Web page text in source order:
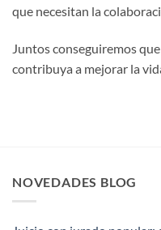
que necesitan la
Juntos conseguiremos
contribuya a mejorar la
NOVEDADES BLOG